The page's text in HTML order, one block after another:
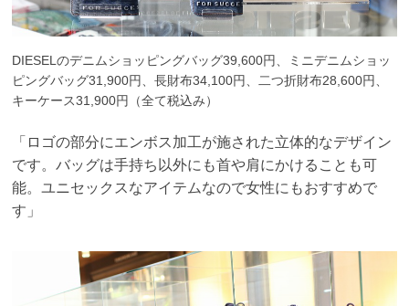
DIESELのデニムショッピングバッグ39,600円、ミニデニムショッ
ピングバッグ31,900円、長財布34,100円、二つ折財布28,600円、
キーケース31,900円（全て税込み）
「ロゴの部分にエンボス加工が施された立体的なデザイン
です。バッグは手持ち以外にも首や肩にかけることも可
能。ユニセックスなアイテムなので女性にもおすすめで
す」